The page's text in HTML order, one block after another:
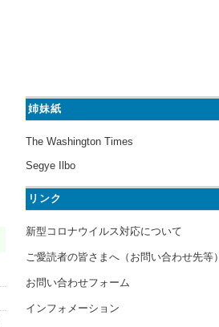
姉妹紙
The Washington Times
Segye Ilbo
リンク
新型コロナウイルス対応について
ご愛読者の皆さまへ（お問い合わせ先等）
お問い合わせフォーム
インフォメーション